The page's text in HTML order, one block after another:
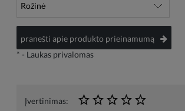
pranešti apie produkto prieinamumą
* - Laukas privalomas
Įvertinimas: